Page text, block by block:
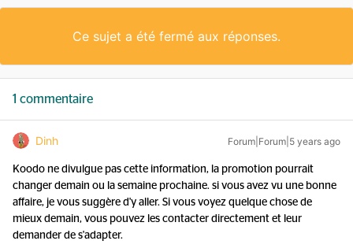
Ce sujet a été fermé aux réponses.
1 commentaire
Dinh Forum|Forum|5 years ago
Koodo ne divulgue pas cette information, la promotion pourrait
changer demain ou la semaine prochaine. si vous avez vu une bonne
affaire, je vous suggère d'y aller. Si vous voyez quelque chose de
mieux demain, vous pouvez les contacter directement et leur
demander de s'adapter.